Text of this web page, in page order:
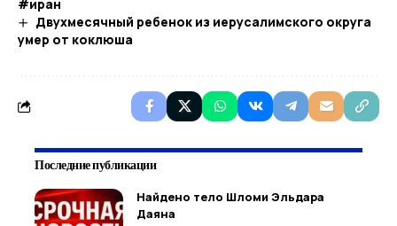
#иран
Двухмесячный ребенок из иерусалимского округа
умер от коклюша
Последние публикации
Найдено тело Шломи Эльдара
Даяна